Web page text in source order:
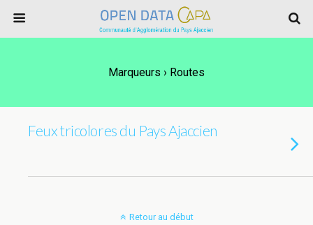
Marqueurs › Routes
Feux tricolores du Pays Ajaccien
Retour au début